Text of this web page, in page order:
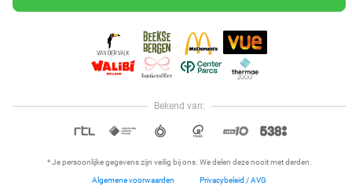
Bekend van:
* Je persoonlijke gegevens zijn veilig bij ons. We delen deze nooit met derden.
Algemene voorwaarden Privacybeleid / AVG
Mangez des sushis à Brabant Wallon
Mangez à volonté à Brabant Wallon
Center Parcs Les Ardennes
Walibi Belgium via Social Deal: avontuurlijk dagje uit voor
Hoi, onze klantenservice is open,
dus als je een vraag hebt helpen